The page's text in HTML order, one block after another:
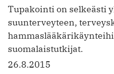
Tupakointi on selkeästi
suunterveyteen,
suomalaistutkijat.
26.8.2015